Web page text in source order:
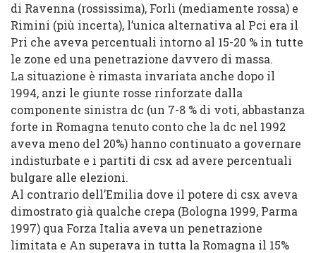
di Ravenna (rossissima), Forli (mediamente rossa) e
Rimini (più incerta), l’unica alternativa al Pci era il
Pri che aveva percentuali intorno al 15-20 % in tutte
le zone ed una penetrazione davvero di massa.
La situazione è rimasta invariata anche dopo il
1994, anzi le giunte rosse rinforzate dalla
componente sinistra dc (un 7-8 % di voti, abbastanza
forte in Romagna tenuto conto che la dc nel 1992
aveva meno del 20%) hanno continuato a governare
indisturbate e i partiti di csx ad avere percentuali
bulgare alle elezioni.
Al contrario dell’Emilia dove il potere di csx aveva
dimostrato già qualche crepa (Bologna 1999, Parma
1997) qua Forza Italia aveva un penetrazione
limitata e An superava in tutta la Romagna il 15%